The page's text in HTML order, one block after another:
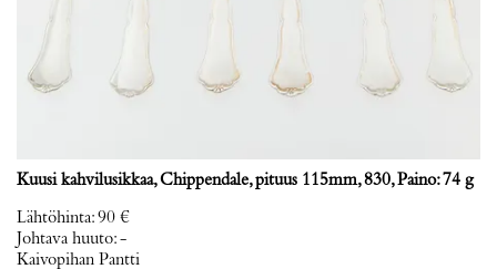
Kuusi kahvilusikkaa, Chippendale, pituus 115mm, 830, Paino: 74 g
Lähtöhinta:90 €
Johtava huuto:-
Kaivopihan Pantti